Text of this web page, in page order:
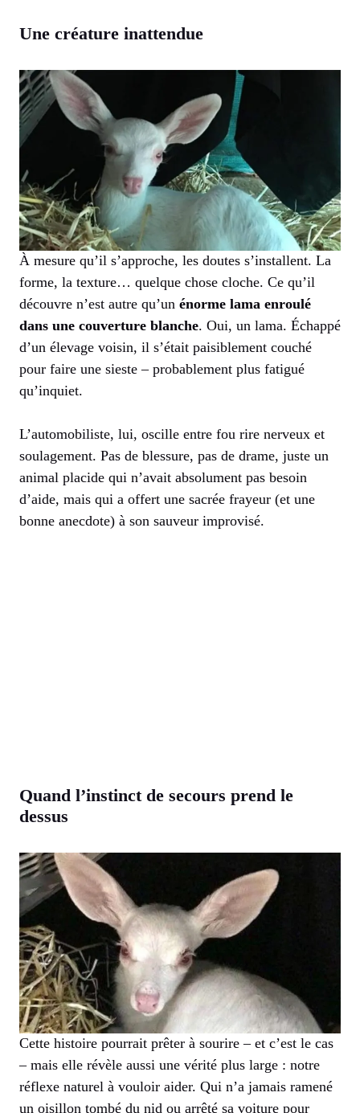
Une créature inattendue
À mesure qu’il s’approche, les doutes s’installent. La
forme, la texture… quelque chose cloche. Ce qu’il
découvre n’est autre qu’un énorme lama enroulé
dans une couverture blanche. Oui, un lama. Échappé
d’un élevage voisin, il s’était paisiblement couché
pour faire une sieste – probablement plus fatigué
qu’inquiet.
L’automobiliste, lui, oscille entre fou rire nerveux et
soulagement. Pas de blessure, pas de drame, juste un
animal placide qui n’avait absolument pas besoin
d’aide, mais qui a offert une sacrée frayeur (et une
bonne anecdote) à son sauveur improvisé.
Quand l’instinct de secours prend le
dessus
Cette histoire pourrait prêter à sourire – et c’est le cas
– mais elle révèle aussi une vérité plus large : notre
réflexe naturel à vouloir aider. Qui n’a jamais ramené
un oisillon tombé du nid ou arrêté sa voiture pour